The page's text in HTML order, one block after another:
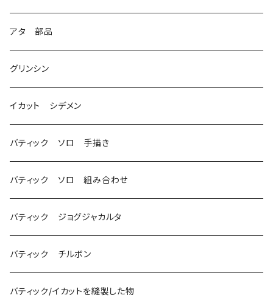
3
アタ 部品
グリンシン
イカット シデメン
バティック ソロ 手描き
バティック ソロ 組み合わせ
バティック ジョグジャカルタ
バティック チルボン
バティック/イカットを縫製した物